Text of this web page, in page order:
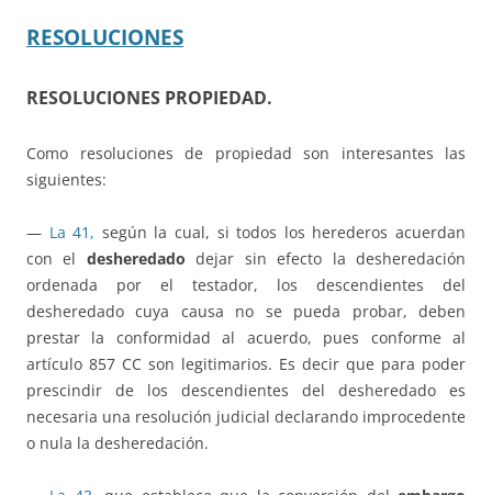
RESOLUCIONES
RESOLUCIONES PROPIEDAD.
Como resoluciones de propiedad son interesantes las
siguientes:
— La 41, según la cual, si todos los herederos acuerdan
con el desheredado dejar sin efecto la desheredación
ordenada por el testador, los descendientes del
desheredado cuya causa no se pueda probar, deben
prestar la conformidad al acuerdo, pues conforme al
artículo 857 CC son legitimarios. Es decir que para poder
prescindir de los descendientes del desheredado es
necesaria una resolución judicial declarando improcedente
o nula la desheredación.